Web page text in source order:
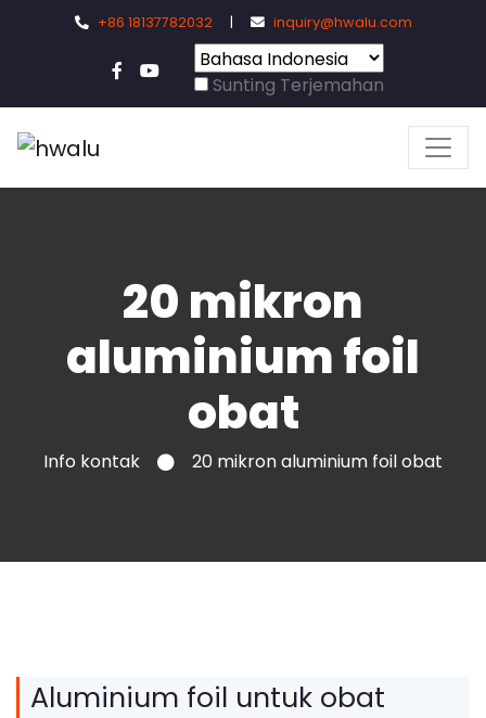
+86 18137782032 | inquiry@hwalu.com
Sunting Terjemahan
20 mikron
aluminium foil
obat
Info kontak 20 mikron aluminium foil obat
Aluminium foil untuk obat